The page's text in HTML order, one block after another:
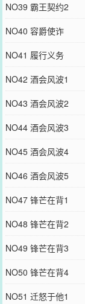
NO39 霸王契约2
NO40 容爵使诈
NO41 履行义务
NO42 酒会风波1
NO43 酒会风波2
NO44 酒会风波3
NO45 酒会风波4
NO46 酒会风波5
NO47 锋芒在背1
NO48 锋芒在背2
NO49 锋芒在背3
NO50 锋芒在背4
NO51 迁怒于他1